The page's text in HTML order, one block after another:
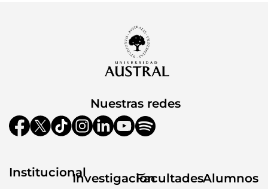
Nuestras redes
InstitucionalInvestigaciónFacultadesAlumnos